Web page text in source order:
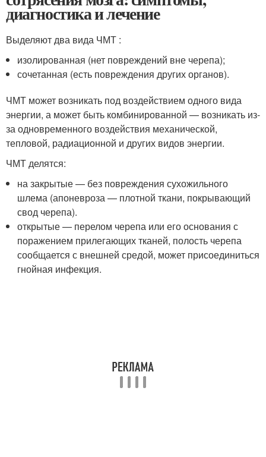
диагностика и лечение
Выделяют два вида ЧМТ :
изолированная (нет повреждений вне черепа);
сочетанная (есть повреждения других органов).
ЧМТ может возникать под воздействием одного вида
энергии, а может быть комбинированной — возникать из-
за одновременного воздействия механической,
тепловой, радиационной и других видов энергии.
ЧМТ делятся:
на закрытые — без повреждения сухожильного
шлема (апоневроза — плотной ткани, покрывающий
свод черепа).
открытые — перелом черепа или его основания с
поражением прилегающих тканей, полость черепа
сообщается с внешней средой, может присоединиться
гнойная инфекция.